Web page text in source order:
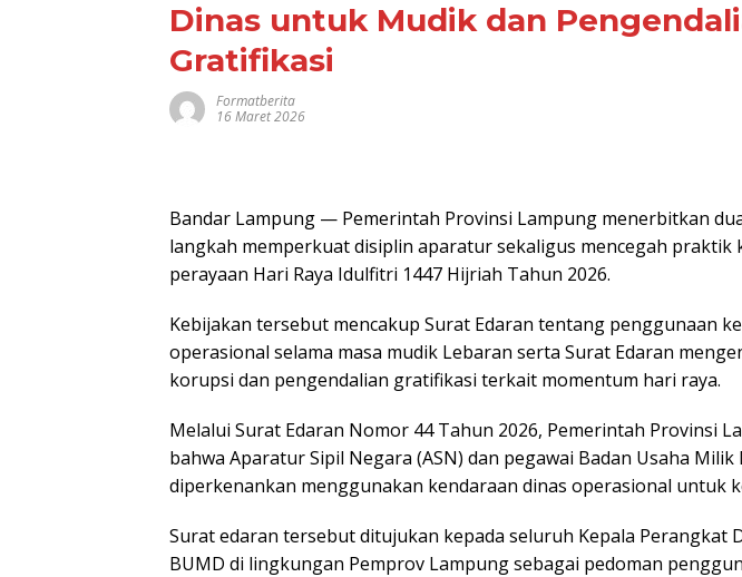
Dinas untuk Mudik dan
Gratifikasi
Formatberita
16 Maret 2026
Bandar Lampung — Pemerintah Provinsi Lampung menerbitkan
langkah memperkuat disiplin aparatur sekaligus mencegah praktik
perayaan Hari Raya Idulfitri 1447 Hijriah Tahun 2026.
Kebijakan tersebut mencakup Surat Edaran tentang penggunaan
operasional selama masa mudik Lebaran serta Surat Edaran
korupsi dan pengendalian gratifikasi terkait momentum hari raya.
Melalui Surat Edaran Nomor 44 Tahun 2026, Pemerintah Provinsi
bahwa Aparatur Sipil Negara (ASN) dan pegawai Badan Usaha
diperkenankan menggunakan kendaraan dinas operasional untuk
Surat edaran tersebut ditujukan kepada seluruh Kepala Perangkat
BUMD di lingkungan Pemprov Lampung sebagai pedoman